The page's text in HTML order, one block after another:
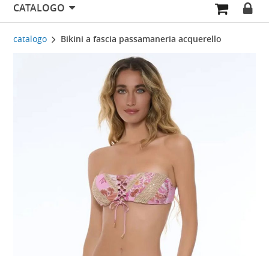
CATALOGO
catalogo Bikini a fascia passamaneria acquerello